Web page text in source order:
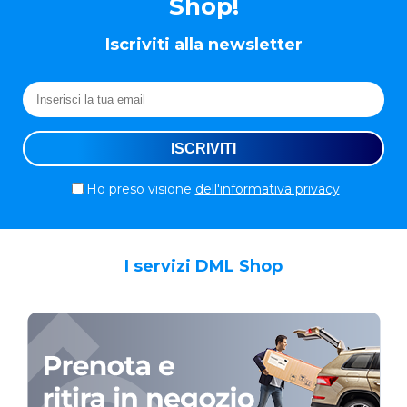
Shop!
Iscriviti alla newsletter
Ho preso visione dell'informativa privacy
I servizi DML Shop